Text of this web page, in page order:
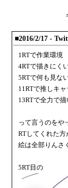
■2016/2/17 -
1RTで作業環境
4RTで描きにく
5RTで何も見な
11RTで推しキ
13RTで全力で
って言うのをや
RTしてくれた
絵は全部りんさ
5RT目の